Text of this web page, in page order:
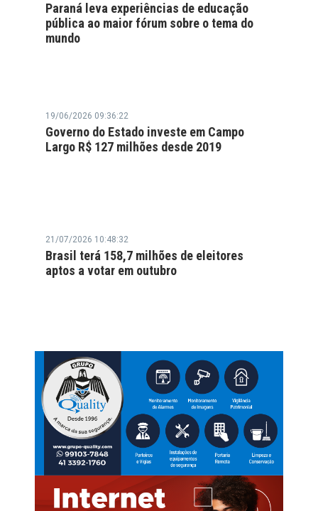
Paraná leva experiências de educação
pública ao maior fórum sobre o tema do
mundo
19/06/2026 09:36:22
Governo do Estado investe em Campo
Largo R$ 127 milhões desde 2019
21/07/2026 10:48:32
Brasil terá 158,7 milhões de eleitores
aptos a votar em outubro